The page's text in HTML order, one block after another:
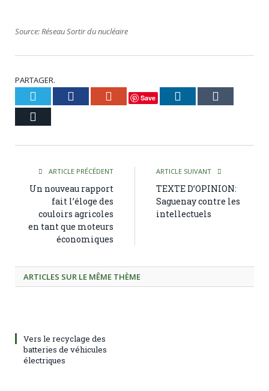
Source: Réseau Sortir du nucléaire
PARTAGER.
Twitter Facebook Google+
Save LinkedIn
ARTICLE PRÉCÉDENT
Un nouveau rapport
fait l’éloge des
couloirs agricoles
en tant que moteurs
économiques
ARTICLE SUIVANT
TEXTE D’OPINION:
Saguenay contre les
intellectuels
ARTICLES SUR LE MÊME THÈME
Vers le recyclage des
batteries de véhicules
électriques